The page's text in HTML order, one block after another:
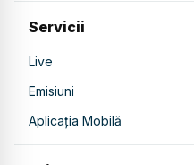
Servicii
Live
Emisiuni
Aplicația Mobilă